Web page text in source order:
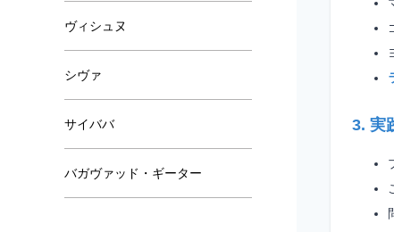
ヴィシュヌ
シヴァ
サイババ
バガヴァッド・ギーター